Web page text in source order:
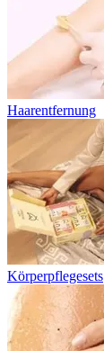
Haarentfernung
Körperpflegesets